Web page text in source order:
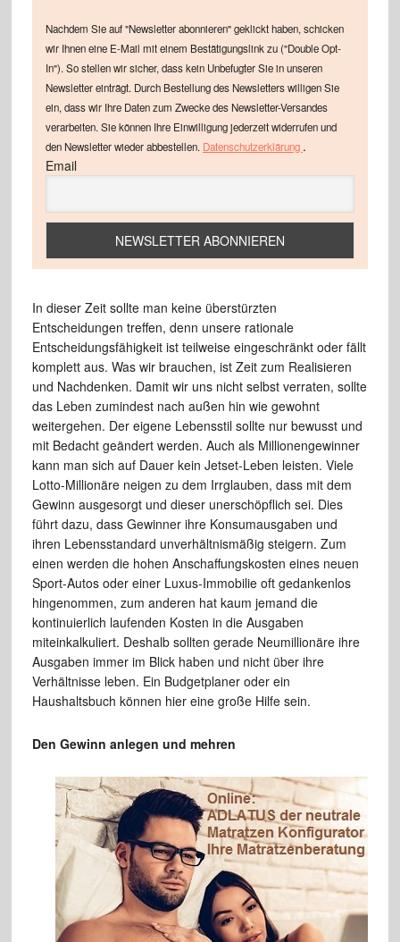
Nachdem Sie auf "Newsletter abonnieren" geklickt haben, schicken
wir Ihnen eine E-Mail mit einem Bestätigungslink zu ("Double Opt-
In"). So stellen wir sicher, dass kein Unbefugter Sie in unseren
Newsletter einträgt. Durch Bestellung des Newsletters willigen Sie
ein, dass wir Ihre Daten zum Zwecke des Newsletter-Versandes
verarbeiten. Sie können Ihre Einwilligung jederzeit widerrufen und
den Newsletter wieder abbestellen. Datenschutzerklärung .
Email
In dieser Zeit sollte man keine überstürzten
Entscheidungen treffen, denn unsere rationale
Entscheidungsfähigkeit ist teilweise eingeschränkt oder fällt
komplett aus. Was wir brauchen, ist Zeit zum Realisieren
und Nachdenken. Damit wir uns nicht selbst verraten, sollte
das Leben zumindest nach außen hin wie gewohnt
weitergehen. Der eigene Lebensstil sollte nur bewusst und
mit Bedacht geändert werden. Auch als Millionengewinner
kann man sich auf Dauer kein Jetset-Leben leisten. Viele
Lotto-Millionäre neigen zu dem Irrglauben, dass mit dem
Gewinn ausgesorgt und dieser unerschöpflich sei. Dies
führt dazu, dass Gewinner ihre Konsumausgaben und
ihren Lebensstandard unverhältnismäßig steigern. Zum
einen werden die hohen Anschaffungskosten eines neuen
Sport-Autos oder einer Luxus-Immobilie oft gedankenlos
hingenommen, zum anderen hat kaum jemand die
kontinuierlich laufenden Kosten in die Ausgaben
miteinkalkuliert. Deshalb sollten gerade Neumillionäre ihre
Ausgaben immer im Blick haben und nicht über ihre
Verhältnisse leben. Ein Budgetplaner oder ein
Haushaltsbuch können hier eine große Hilfe sein.
Den Gewinn anlegen und mehren